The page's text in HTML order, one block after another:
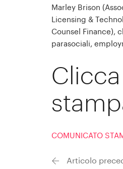
Marley Brison
Licensing &
Counsel Finance),
parasociali,
COMUNICATO
Articolo